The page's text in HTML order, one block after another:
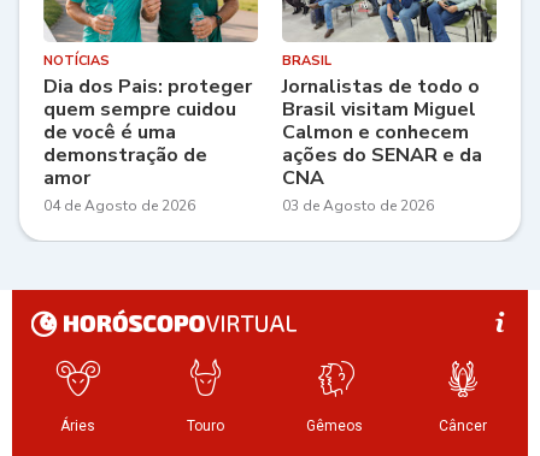
NOTÍCIAS
Dia dos Pais: proteger
quem sempre cuidou
de você é uma
demonstração de
amor
04 de Agosto de 2026
BRASIL
Jornalistas de todo o
Brasil visitam Miguel
Calmon e conhecem
ações do SENAR e da
CNA
03 de Agosto de 2026